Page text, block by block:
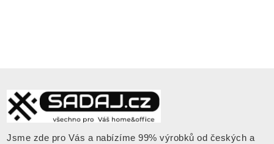
Jsme zde pro Vás a nabízíme 99% výrobků od českých a